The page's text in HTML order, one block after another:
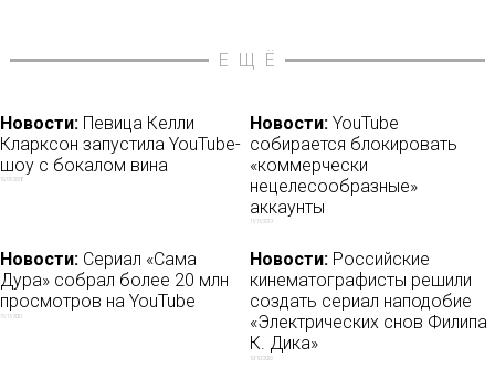
ЕЩЁ
Новости: Певица Келли
Кларксон запустила YouTube-
шоу с бокалом вина
12/01/2018
Новости: YouTube
собирается блокировать
«коммерчески
нецелесообразные»
аккаунты
11/11/2019
Новости: Сериал «Сама
Дура» собрал более 20 млн
просмотров на YouTube
17/11/2021
Новости: Российские
кинематографисты решили
создать сериал наподобие
«Электрических снов Филипа
К. Дика»
10/10/2020